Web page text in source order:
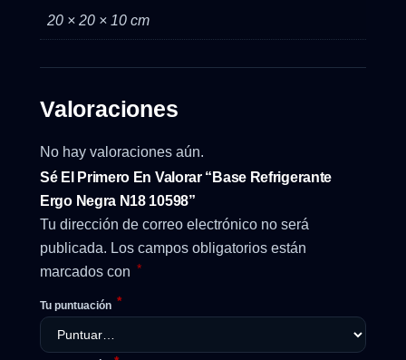
20 × 20 × 10 cm
Valoraciones
No hay valoraciones aún.
Sé El Primero En Valorar “Base Refrigerante
Ergo Negra N18 10598”
Tu dirección de correo electrónico no será
publicada. Los campos obligatorios están
marcados con *
Tu puntuación *